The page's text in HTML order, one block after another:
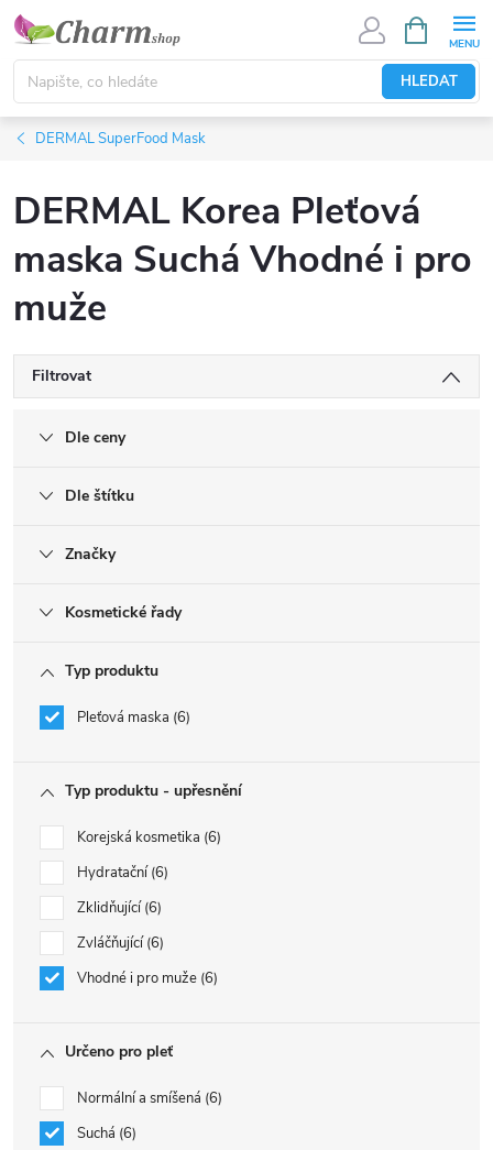
Přejít
obsah
HLEDAT
NÁKUPNÍ
KOŠÍK
DERMAL SuperFood Mask
DERMAL Korea Pleťová
maska Suchá Vhodné i pro
muže
Filtrovat
Dle ceny
Dle štítku
Značky
Kosmetické řady
Typ produktu
Pleťová maska 6
Typ produktu - upřesnění
Korejská kosmetika 6
Hydratační 6
Zklidňující 6
Zvláčňující 6
Vhodné i pro muže 6
Určeno pro pleť
Normální a smíšená 6
Suchá 6